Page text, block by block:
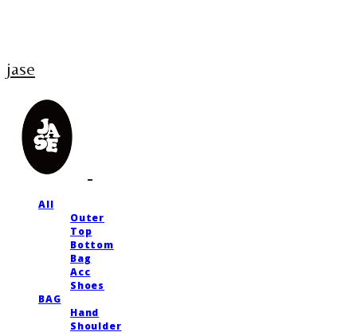
jase
All
Outer
Top
Bottom
Bag
Acc
Shoes
BAG
Hand
Shoulder